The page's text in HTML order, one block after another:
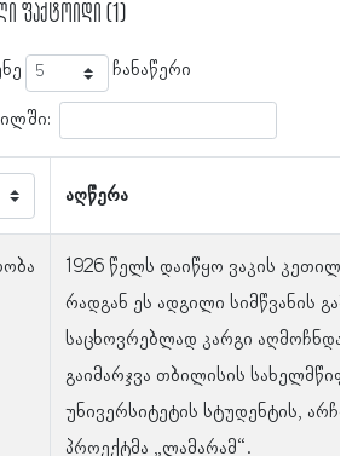
ფაქტოიდი (1)
ჩანაწერი
აღწერა
1926 წელს დაიწყო ვაკის
რადგან ეს ადგილი სიმწვანის
საცხოვრებლად კარგი აღმოჩნდა.
გაიმარჯვა თბილისის
უნივერსიტეტის სტუდენტის,
პროექტმა „ლამარამ“.